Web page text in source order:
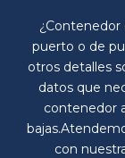
puerto o de
otros detalles
datos que
contenedor
con